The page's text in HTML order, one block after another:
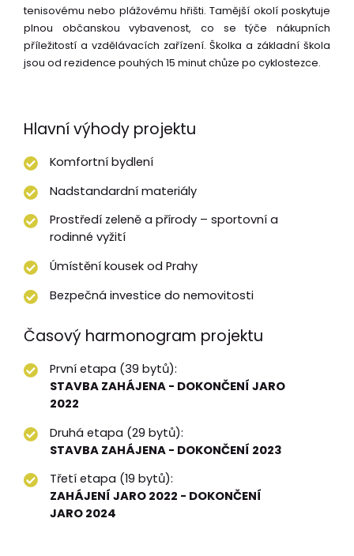
tenisovému nebo plážovému hřišti. Tamější okolí poskytuje
plnou občanskou vybavenost, co se týče nákupních
příležitostí a vzdělávacích zařízení. Školka a základní škola
jsou od rezidence pouhých 15 minut chůze po cyklostezce.
Hlavní výhody projektu
Komfortní bydlení
Nadstandardní materiály
Prostředí zeleně a přírody – sportovní a
rodinné vyžití
Úmístění kousek od Prahy
Bezpečná investice do nemovitosti
Časový harmonogram projektu
První etapa (39 bytů):
STAVBA ZAHÁJENA - DOKONČENÍ JARO
2022
Druhá etapa (29 bytů):
STAVBA ZAHÁJENA - DOKONČENÍ 2023
Třetí etapa (19 bytů):
ZAHÁJENÍ JARO 2022 - DOKONČENÍ
JARO 2024